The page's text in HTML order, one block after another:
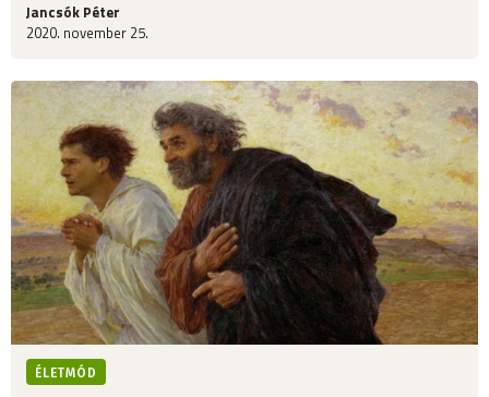
Jancsók Péter
2020. november 25.
ÉLETMÓD